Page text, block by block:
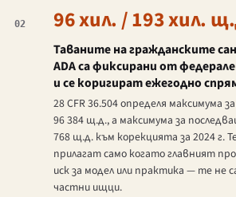
02 96 хил. / 193 хил.
Таваните на гражданските
ADA са фиксирани от
и се коригират ежегодно
28 CFR 36.504 определя максимума
96 384 щ.д., а максимума за
768 щ.д. към корекцията за 2024 г.
прилагат само когато главният
иск за модел или практика — те не
частни ищци.